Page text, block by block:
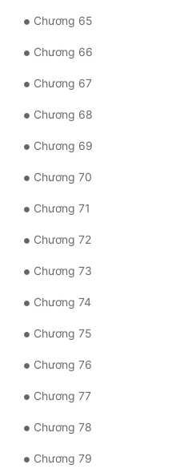
Chương 65
Chương 66
Chương 67
Chương 68
Chương 69
Chương 70
Chương 71
Chương 72
Chương 73
Chương 74
Chương 75
Chương 76
Chương 77
Chương 78
Chương 79